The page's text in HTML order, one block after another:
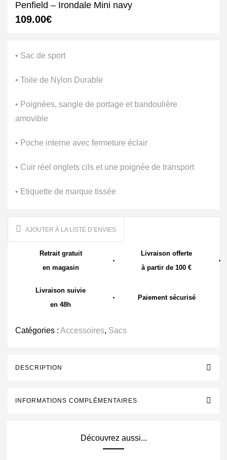
Penfield – Irondale Mini navy
109.00€
• Sac de sport
• Toile de Nylon Durable
• Poignées, sangle de portage et bandoulière
amovible
• Poche interne avec fermeture éclair
• Cuir réel onglets cils et une poignée de transport
• Etiquette de marque tissée
AJOUTER À LA LISTE D’ENVIES
Retrait gratuit
en magasin
Livraison offerte
à partir de 100 €
Livraison suivie
en 48h
Paiement sécurisé
Catégories : Accessoires, Sacs
DESCRIPTION
INFORMATIONS COMPLÉMENTAIRES
Découvrez aussi...